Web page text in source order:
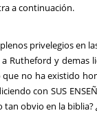
a continuación.
privelegios en
y demas
no ha existido
con SUS
tan obvio en la biblia?